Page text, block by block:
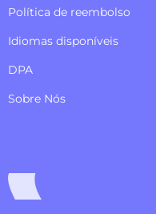
Política de reembolso​
Idiomas disponíveis
DPA
Sobre Nós